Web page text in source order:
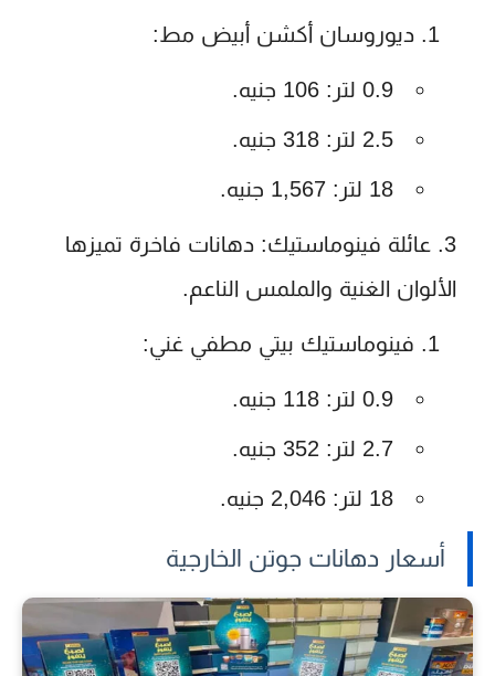
ديوروسان أكشن أبيض مط:
0.9 لتر: 106 جنيه.
2.5 لتر: 318 جنيه.
18 لتر: 1,567 جنيه.
عائلة فينوماستيك: دهانات فاخرة تميزها
الألوان الغنية والملمس الناعم.
فينوماستيك بيتي مطفي غني:
0.9 لتر: 118 جنيه.
2.7 لتر: 352 جنيه.
18 لتر: 2,046 جنيه.
أسعار دهانات جوتن الخارجية